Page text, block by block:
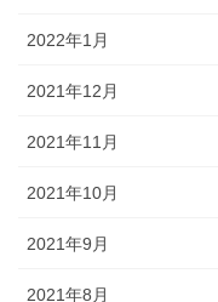
2022年1月
2021年12月
2021年11月
2021年10月
2021年9月
2021年8月